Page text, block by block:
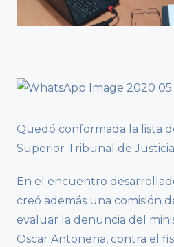
Quedó conformada la lista
Superior Tribunal de
En el encuentro
creó además una comisión
evaluar la denuncia del
Oscar Antonena, contra el